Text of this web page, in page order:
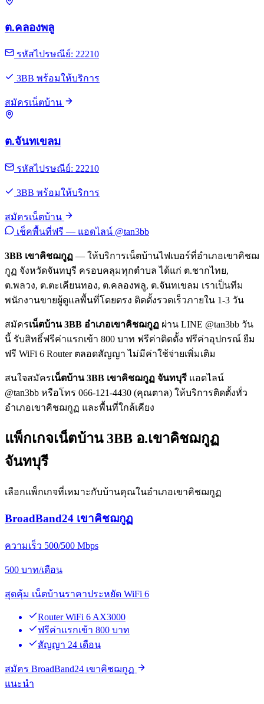
ต.คลองพลู
รหัสไปรษณีย์: 22210
3BB พร้อมให้บริการ
สมัครเน็ตบ้าน
ต.จันทเขลม
รหัสไปรษณีย์: 22210
3BB พร้อมให้บริการ
สมัครเน็ตบ้าน
เช็คพื้นที่ฟรี — แอดไลน์ @tan3bb
3BB เขาคิชฌกูฏ — ให้บริการเน็ตบ้านไฟเบอร์ที่อำเภอเขาคิชฌ
กูฏ จังหวัดจันทบุรี ครอบคลุมทุกตำบล ได้แก่ ต.ชากไทย,
ต.พลวง, ต.ตะเคียนทอง, ต.คลองพลู, ต.จันทเขลม เราเป็นทีม
พนักงานขายผู้ดูแลพื้นที่โดยตรง ติดตั้งรวดเร็วภายใน 1-3 วัน
สมัครเน็ตบ้าน 3BB อำเภอเขาคิชฌกูฏ ผ่าน LINE @tan3bb วัน
นี้ รับสิทธิ์ฟรีค่าแรกเข้า 800 บาท ฟรีค่าติดตั้ง ฟรีค่าอุปกรณ์ ยืม
ฟรี WiFi 6 Router ตลอดสัญญา ไม่มีค่าใช้จ่ายเพิ่มเติม
สนใจสมัครเน็ตบ้าน 3BB เขาคิชฌกูฏ จันทบุรี แอดไลน์
@tan3bb หรือโทร 066-121-4430 (คุณตาล) ให้บริการติดตั้งทั่ว
อำเภอเขาคิชฌกูฏ และพื้นที่ใกล้เคียง
แพ็กเกจเน็ตบ้าน 3BB อ.เขาคิชฌกูฏ
จันทบุรี
เลือกแพ็กเกจที่เหมาะกับบ้านคุณในอำเภอเขาคิชฌกูฏ
BroadBand24 เขาคิชฌกูฏ
ความเร็ว 500/500 Mbps
500 บาท/เดือน
สุดคุ้ม เน็ตบ้านราคาประหยัด WiFi 6
Router WiFi 6 AX3000
ฟรีค่าแรกเข้า 800 บาท
สัญญา 24 เดือน
สมัคร BroadBand24 เขาคิชฌกูฏ
แนะนำ